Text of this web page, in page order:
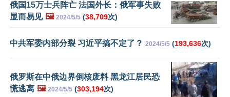
俄国15万士兵阵亡 法国外长：俄军事失败
显而易见 🖼️ 2024/5/5 (38,709次)
中共军委内部分裂 习近平搞不定了？ 2024/5/5 (193,636次)
俄罗斯在中俄边界倒核废料 黑龙江居民恐
慌逃离 🖼️ 2024/5/5 (303,194次)